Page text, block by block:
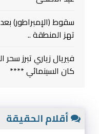
تهز المنطقة ..
فيريال زياري تبرز
كان السينمائي ****
أقلام الحقيقة